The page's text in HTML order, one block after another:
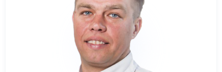
підбираємо найкращий спосіб знеболення.
Що входить у вартість
видалення зуба?